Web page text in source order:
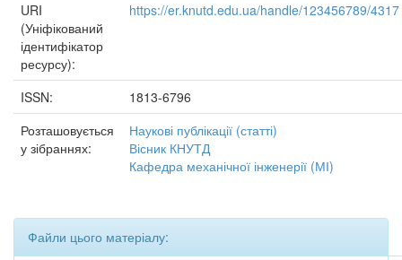
URI
(Уніфікований
ідентифікатор
ресурсу):
https://er.knutd.edu.ua/handle/123456789/4317
ISSN:
1813-6796
Розташовується
у зібраннях:
Наукові публікації (статті)
Вісник КНУТД
Кафедра механічної інженерії (МІ)
Файли цього матеріалу: